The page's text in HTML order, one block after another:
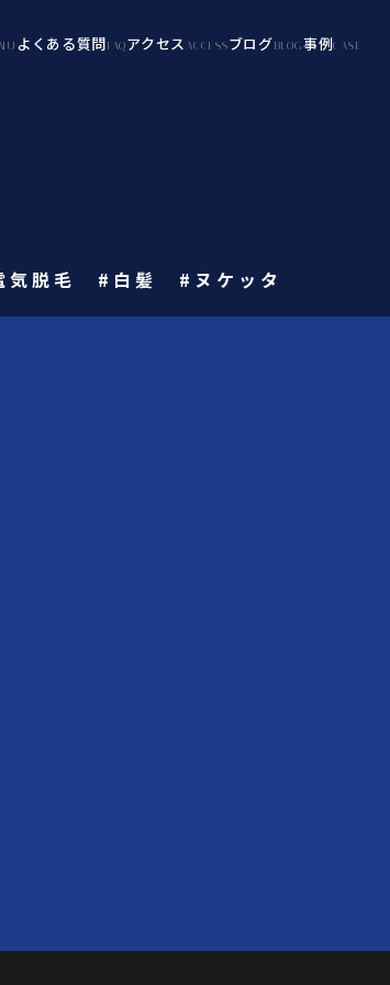
よくある質問FAQアクセス ACCESSブログBLOG事例CASE
気脱毛 #白髪 #ヌケッタ